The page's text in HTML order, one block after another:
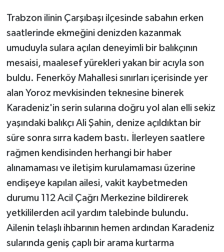
Trabzon ilinin Çarşıbaşı ilçesinde sabahın erken
saatlerinde ekmeğini denizden kazanmak
umuduyla sulara açılan deneyimli bir balıkçının
mesaisi, maalesef yürekleri yakan bir acıyla son
buldu. Fenerköy Mahallesi sınırları içerisinde yer
alan Yoroz mevkisinden teknesine binerek
Karadeniz'in serin sularına doğru yol alan elli sekiz
yaşındaki balıkçı Ali Şahin, denize açıldıktan bir
süre sonra sırra kadem bastı. İlerleyen saatlere
rağmen kendisinden herhangi bir haber
alınamaması ve iletişim kurulamaması üzerine
endişeye kapılan ailesi, vakit kaybetmeden
durumu 112 Acil Çağrı Merkezine bildirerek
yetkililerden acil yardım talebinde bulundu.
Ailenin telaşlı ihbarının hemen ardından Karadeniz
sularında geniş çaplı bir arama kurtarma